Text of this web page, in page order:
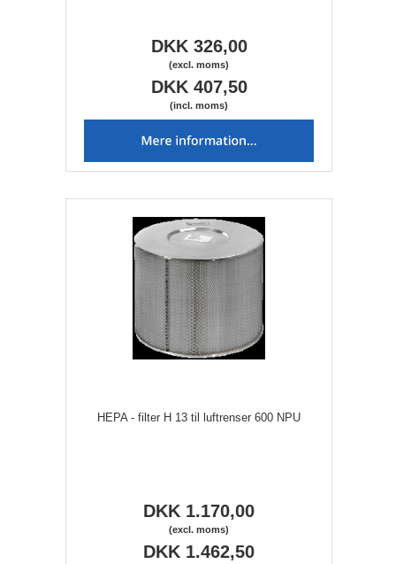
DKK 326,00
(excl. moms)
DKK 407,50
(incl. moms)
HEPA - filter H 13 til luftrenser 600 NPU
DKK 1.170,00
(excl. moms)
DKK 1.462,50